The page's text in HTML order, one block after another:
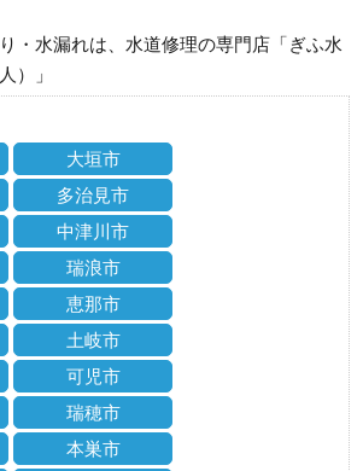
・水漏れは、水道修理の専門店「ぎふ水
）」
大垣市
多治見市
中津川市
瑞浪市
恵那市
土岐市
可児市
瑞穂市
本巣市